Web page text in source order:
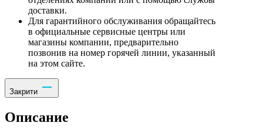
доставки.
Для гарантийного обслуживания обращайтесь
в официальные сервисные центры или
магазины компании, предварительно
позвонив на номер горячей линии, указанный
на этом сайте.
Закрити
Описание